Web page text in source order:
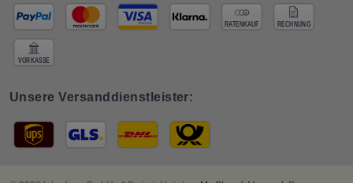
Unsere Versanddienstleister: